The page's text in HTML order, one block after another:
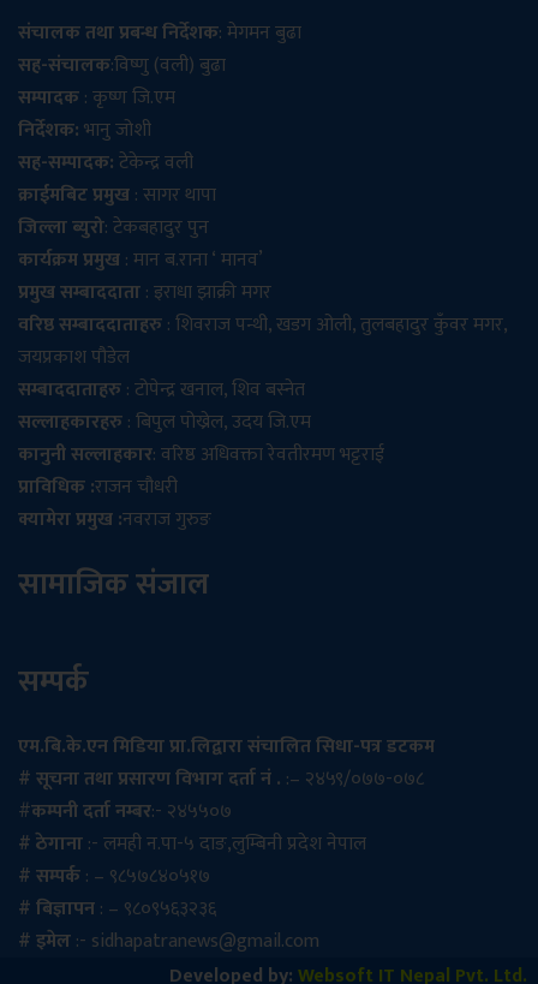
संचालक तथा प्रबन्ध निर्देशक: मेगमन बुढा
सह-संचालक:विष्णु (वली) बुढा
सम्पादक: कृष्ण जि.एम
निर्देशक:भानु जोशी
सह-सम्पादक:टेकेन्द्र वली
क्राईमबिट प्रमुख: सागर थापा
जिल्ला ब्युरो: टेकबहादुर पुन
कार्यक्रम प्रमुख: मान ब.राना ‘ मानव’
प्रमुख सम्बाददाता: इराधा झाक्री मगर
वरिष्ठ सम्बाददाताहरु: शिवराज पन्थी, खडग ओली, तुलबहादुर कुँवर मगर,
जयप्रकाश पौडेल
सम्बाददाताहरु: टोपेन्द्र खनाल, शिव बस्नेत
सल्लाहकारहरु: बिपुल पोख्रेल, उदय जि.एम
कानुनी सल्लाहकार: वरिष्ठ अधिवक्ता रेवतीरमण भट्टराई
प्राविधिक :राजन चौधरी
क्यामेरा प्रमुख :नवराज गुरुङ
सामाजिक संजाल
सम्पर्क
एम.बि.के.एन मिडिया प्रा.लिद्वारा संचालित सिधा-पत्र डटकम
# सूचना तथा प्रसारण विभाग दर्ता नं . :– २४५९/०७७-०७८
#कम्पनी दर्ता नम्बर:- २४५५०७
# ठेगाना:- लमही न.पा-५ दाङ,लुम्बिनी प्रदेश नेपाल
# सम्पर्क: – ९८५७८४०५१७
# बिज्ञापन: – ९८०९५६३२३६
# इमेल:- sidhapatranews@gmail.com
Developed by:Websoft IT Nepal Pvt. Ltd.